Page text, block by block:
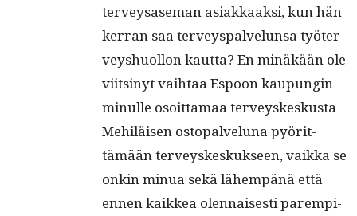
ter­veysase­man asi­akkaak­si, kun hän
ker­ran saa ter­veyspalvelun­sa työter­
veyshuol­lon kaut­ta? En minäkään ole
viitsinyt vai­h­taa Espoon kaupun­gin
min­ulle osoit­ta­maa ter­veyskeskus­ta
Mehiläisen ostopalvelu­na pyörit­
tämään ter­veyskeskuk­seen, vaik­ka se
onkin min­ua sekä lähempänä että
ennen kaikkea olen­nais­es­ti parem­pi­